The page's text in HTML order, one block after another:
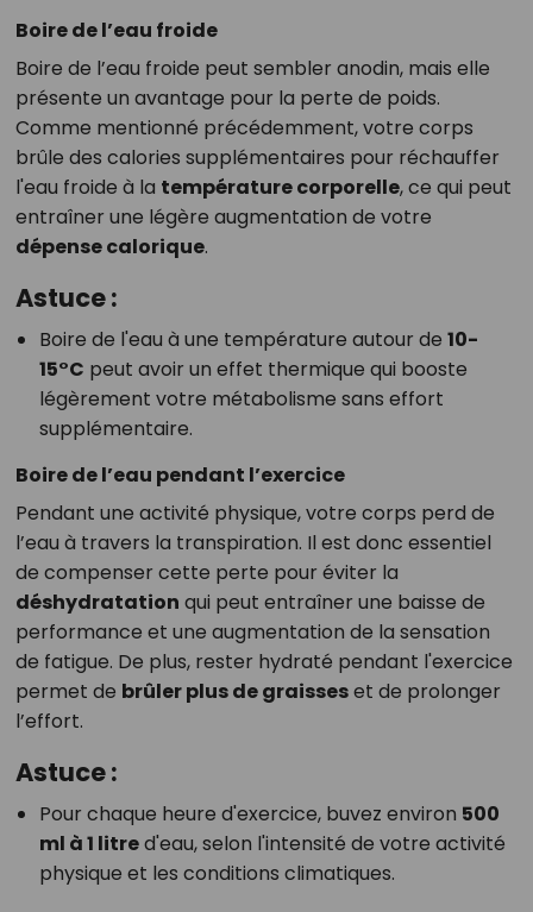
Boire de l’eau froide
Boire de l’eau froide peut sembler anodin, mais elle
présente un avantage pour la perte de poids.
Comme mentionné précédemment, votre corps
brûle des calories supplémentaires pour réchauffer
l'eau froide à la température corporelle, ce qui peut
entraîner une légère augmentation de votre
dépense calorique.
Astuce :
Boire de l'eau à une température autour de 10-
15°C peut avoir un effet thermique qui booste
légèrement votre métabolisme sans effort
supplémentaire.
Boire de l’eau pendant l’exercice
Pendant une activité physique, votre corps perd de
l’eau à travers la transpiration. Il est donc essentiel
de compenser cette perte pour éviter la
déshydratation qui peut entraîner une baisse de
performance et une augmentation de la sensation
de fatigue. De plus, rester hydraté pendant l'exercice
permet de brûler plus de graisseset de prolonger
l’effort.
Astuce :
Pour chaque heure d'exercice, buvez environ 500
ml à 1 litred'eau, selon l'intensité de votre activité
physique et les conditions climatiques.